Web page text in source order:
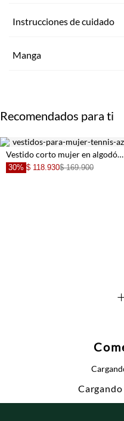
Instrucciones de cuidado
Manga
Recomendados para ti
Vestido corto mujer en algodón azul con tiras anudadas
30% $ 118.930$ 169.900